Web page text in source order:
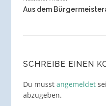
Aus dem
SCHREIBE EINEN
Du musst angemeldet
abzugeben.